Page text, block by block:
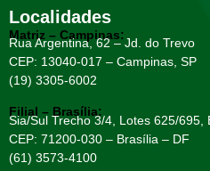
Localidades
Matriz – Campinas:
Rua Argentina, 62 – Jd. do Trevo
CEP: 13040-017 – Campinas, SP
(19) 3305-6002
Filial – Brasília:
Sia/Sul Trecho 3/4, Lotes 625/695,
CEP: 71200-030 – Brasília – DF
(61) 3573-4100